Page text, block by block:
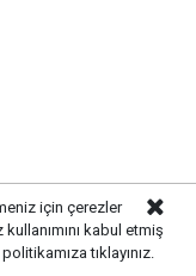
mensuplarına
toplumda
isteyerek,
için çerezler
kabul etmiş
tıklayınız.